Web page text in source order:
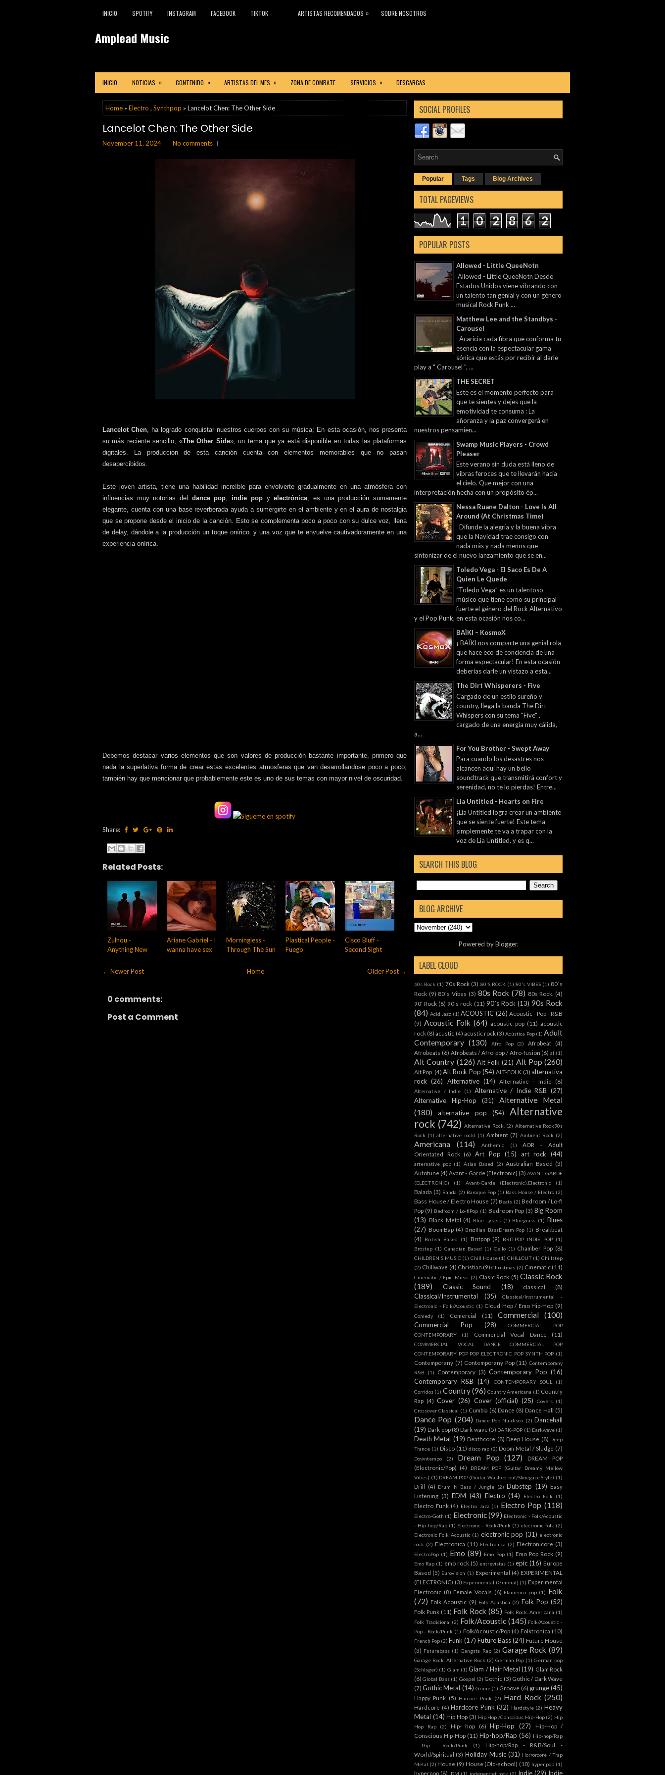
INICIO SPOTIFY INSTAGRAM FACEBOOK TIKTOK ARTISTAS RECOMENDADOS » SOBRE NOSOTROS
Amplead Music
INICIO NOTICIAS » CONTENIDO » ARTISTAS DEL MES » ZONA DE COMBATE SERVICIOS » DESCARGAS
Home » Electro , Synthpop » Lancelot Chen: The Other Side
Lancelot Chen: The Other Side
November 11, 2024 No comments
Lancelot Chen, ha logrado conquistar nuestros cuerpos con su música; En esta ocasión, nos presenta
su más reciente sencillo, «The Other Side», un tema que ya está disponible en todas las plataformas
digitales. La producción de esta canción cuenta con elementos memorables que no pasan
desapercibidos.
Este joven artista, tiene una habilidad increíble para envolverte gradualmente en una atmósfera con
influencias muy notorias del dance pop, indie pop yelectrónica, es una producción sumamente
elegante, cuenta con una base reverberada ayuda a sumergirte en el ambiente y en el aura de nostalgia
que se propone desde el inicio de la canción. Esto se complementa poco a poco con su dulce voz, llena
de delay, dándole a la producción un toque onírico. y una voz que te envuelve cautivadoramente en una
experiencia onírica.
Debemos destacar varios elementos que son valores de producción bastante importante, primero que
nada la superlativa forma de crear estas excelentes atmosferas que van desarrollandose poco a poco;
también hay que mencionar que probablemente este es uno de sus temas con mayor nivel de oscuridad.
Share:
Related Posts:
Zulhou -
Anything New
Ariane Gabriel - I
wanna have sex
Morningless -
Through The Sun
Plastical People -
Fuego
Cisco Bluff -
Second Sight
← Newer Post Older Post →
Home
0 comments:
Post a Comment
SOCIAL PROFILES
Popular Tags Blog Archives
TOTAL PAGEVIEWS
1 0 2 8 6 2
POPULAR POSTS
Allowed - Little QueeNotn
Allowed - Little QueeNotn Desde
Estados Unidos viene vibrando con
un talento tan genial y con un género
musical Rock Punk ...
Matthew Lee and the Standbys -
Carousel
Acaricia cada fibra que conforma tu
esencia con la espectacular gama
sónica que estás por recibir al darle
play a " Carousel ", ...
THE SECRET
Este es el momento perfecto para
que te sientes y dejes que la
emotividad te consuma : La
añoranza y la paz convergerá en
nuestros pensamien...
Swamp Music Players - Crowd
Pleaser
Este verano sin duda está lleno de
vibras feroces que te llevarán hacia
el cielo. Que mejor con una
interpretación hecha con un propósito ép...
Nessa Ruane Dalton - Love Is All
Around (At Christmas Time)
Difunde la alegría y la buena vibra
que la Navidad trae consigo con
nada más y nada menos que
sintonizar de el nuevo lanzamiento que se en...
Toledo Vega - El Saco Es De A
Quien Le Quede
“Toledo Vega” es un talentoso
músico que tiene como su principal
fuerte el género del Rock Alternativo
y el Pop Punk, en esta ocasión nos co...
BAÏKI – KosmoX
¡ BAÏKI nos comparte una genial rola
que hace eco de conciencia de una
forma espectacular! En esta ocasión
deberías darle un vistazo a esta...
The Dirt Whisperers - Five
Cargado de un estilo sureño y
country, llega la banda The Dirt
Whispers con su tema "Five" ,
cargado de una energía muy cálida,
a...
For You Brother - Swept Away
Para cuando los desastres nos
alcancen aquí hay un bello
soundtrack que transmitirá confort y
serenidad, no te lo pierdas! Entre...
Lia Untitled - Hearts on Fire
¡Lia Untitled logra crear un ambiente
que se siente fuerte! Este tema
simplemente te va a trapar con la
voz de Lia Untitled, y es q...
SEARCH THIS BLOG
BLOG ARCHIVE
Powered byBlogger.
LABEL CLOUD
60s Rock (1) 70s Rock (3) 80'S ROCK (1) 80's VIBES (1) 80´s
Rock (9) 80´s Vibes (3) 80s Rock (78) 80s Rock. (4)
90' Rock (8) 90's rock (11) 90´s Rock (13) 90s Rock
(84) Acid Jazz (1) ACOUSTIC (26) Acoustic - Pop - R&B
(9) Acoustic Folk (64) acoustic pop (11) acoustic
rock (8) acustic (4) acustic rock (3) Acústica Pop (1) Adult
Contemporary (130) Afro Pop (2) Afrobeat
(4)
Afrobeats (6) Afrobeats / Afro-pop / Afro-fusion (6) al (1)
Alt Country (126) Alt Folk (21) Alt Pop (260)
Alt Pop. (4) Alt Rock Pop (54) ALT-FOLK (3) alternativa
rock (26) Alternative (14) Alternative - Indie (6)
Alternative / Indie (1) Alternative / Indie R&B (27)
Alternative Hip-Hop
(31)
Alternative Metal
(180)
alternative pop (54)
Alternative
rock (742) Alternative Rock. (2) Alternative Rock90s
Rock (1) alternative rockl (1) Ambient (7) Ambient Rock (2)
Americana (114) Anthemic (1)
AOR - Adult
Orientated Rock (6) Art Pop (15) art rock (44)
arternative pop (1) Asian Based (2) Australian Based (3)
Autotune (4) Avant - Garde (Electronic) (3) AVANT-GARDE
(ELECTRONIC)
(1) Avant-Garde (Electronic).Electronic (1)
Balada (3) Banda (2) Baroque Pop (1) Bass House / Electro (2)
Bass House / Electro House (7) Beats (2) Bedroom / Lo-fi
Pop (9) Bedroom / Lo-fiPop (1) Bedroom Pop (3) Big Room
(13) Black Metal (4) Blue -grass (1) Bluegrass (1) Blues
(27) BoomBap (4) Brazilian BassDream Pop (1) Breakbeat
(4)
British Based (1) Britpop (9) BRITPOP INDIE POP (1)
Brostep (1) Canadian Based (1) Cello (1) Chamber Pop (8)
CHILDREN'S MUSIC (1) Chill House (1) CHILLOUT (1) Chillstep
(2) Chillwave (4) Christian (9) Christmas (2) Cinematic (11)
Cinematic / Epic Music (2) Clasic Rock (5) Classic Rock
(189)
Classic Sound (18) classical (8)
Classical/Instrumental (35)
Classical/Instrumental -
Electronic - Folk/Acoustic (1) Cloud Hop / Emo Hip-Hop (9)
Comedy (1) Comercial (11) Commercial (100)
Commercial Pop (28)
COMMERCIAL POP
CONTEMPORARY
(1) Commercial Vocal Dance (11)
COMMERCIAL VOCAL DANCE COMMERCIAL POP
CONTEMPORARY POP POP ELECTRONIC POP SYNTH POP (1)
Contemporany (7) Contemporany Pop (11) Contemporany
R&B
(1) Contemporary (3) Contemporary Pop (16)
Contemporary R&B (14) CONTEMPORARY SOUL
(1)
Corridos (1) Country(96) Country Americana (1) Country
Rap (4) Cover (26) Cover (official) (25) Covers (1)
Crossover Classical (1) Cumbia (6) Dance (8) Dance Hall (5)
Dance Pop (204) Dance Pop Nu-disco (2) Dancehall
(19) Dark pop (8) Dark wave (5) DARK-POP (1) Darkwave (1)
Death Metal (19) Deathcore (8) Deep House (8) Deep
Trance (1) Disco (11) disco rap (2) Doom Metal / Sludge (7)
Downtempo (2) Dream Pop (127)
DREAM POP
(Electronic/Pop) (4)
DREAM POP (Guitar Dreamy Mellow
Vibes) (1) DREAM POP (Guitar Washed-out/Shoegaze Style) (1)
Drill (4) Drum N Bass / Jungle (2) Dubstep (19) Easy
Listening (3) EDM (43) Electro (14) Electro Folk (1)
Electro Funk (4) Electro Jazz (1) Electro Pop (118)
Electro-Goth (1) Electronic(99) Electronic - Folk/Acoustic
- Hip-hop/Rap (1) Electronic - Rock/Punk (1) electronic folk (2)
Electronic Folk Acoustic (1) electronic pop (31) electronic
rock (2) Electronica (11) Electrónica (2) Electronicore (3)
ElectroPop (1) Emo (89) Emo Pop (1) Emo Pop Rock (9)
Emo Rap (1) emo rock (5) entrevistas (1) epic (16) Europe
Based (5) Eurovision (1) Experimental (4) EXPERIMENTAL
(ELECTRONIC) (3) Experimental (General) (1) Experimental
Electronic (8) Female Vocals (6) Flamenco pop (1) Folk
(72) Folk Acoustic (9) Folk Acústica (2) Folk Pop (52)
Folk Punk (11) Folk Rock (85) Folk Rock. Americana (1)
Folk Tradicional (2) Folk/Acoustic (145) Folk/Acoustic -
Pop - Rock/Punk (1) Folk/Acoustic/Pop (4) Folktronica (10)
French Pop (2) Funk (17) Future Bass(24) Future House
(3) Futurebass (1) Gangsta Rap (2) Garage Rock (89)
Garage Rock. Alternative Rock (2) German Pop (1) German pop
(Schlager) (1) Glam (1) Glam / Hair Metal (19) Glam Rock
(6) Global Bass (1) Gospel (2) Gothic (3) Gothic / Dark Wave
(7) Gothic Metal (14) Grime (1) Groove (6) grunge (45)
Happy Punk (5) Harcore Punk (2) Hard Rock (250)
Hardcore (4) Hardcore Punk (32) Hardstyle (2) Heavy
Metal (14) Hip Hop (3) Hip Hop /Conscious Hip-Hop (2) Hip
Hop Rap
(2) Hip- hop (6) Hip-Hop (27)
Hip-Hop /
Conscious Hip-Hop (11) Hip-hop/Rap (56) Hip-hop/Rap
- Pop - Rock/Punk
(1)
Hip-hop/Rap - R&B/Soul -
World/Spiritual (3) Holiday Music (31) Horrorcore / Trap
Metal (2) House (9) House (Old-school) (10) hyper pop (1)
hyperpop (8) IDM (1) independet rock (2) Indie (29) Indie